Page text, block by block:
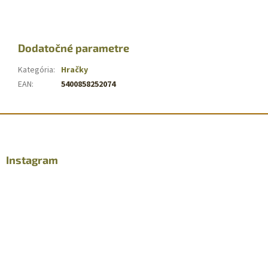
Dodatočné parametre
Kategória: Hračky
EAN: 5400858252074
Instagram